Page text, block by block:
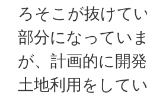
ろそこが抜けて
部分になってい
が、計画的に開
土地利用をして